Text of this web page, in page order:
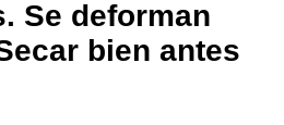
Se deforman
bien antes